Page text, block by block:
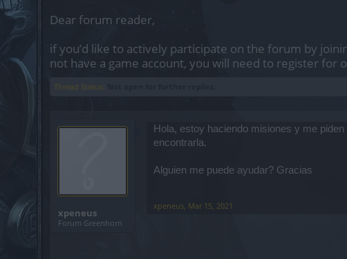
Dear forum reader,
if you’d like to actively participate on the forum by
not have a game account, you will need to register for
Thread Status:
xpeneus
Forum Greenhorn
Hola, estoy haciendo misiones y me
encontrarla.
Alguien me puede ayudar? Gracias
xpeneus, Mar 15, 2021